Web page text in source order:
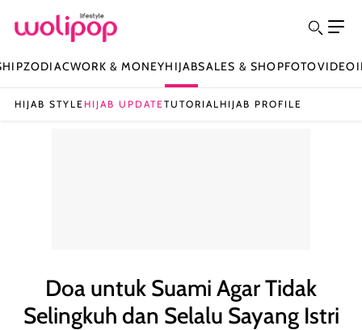
ZODIACWORK & MONEYHIJABSALES & SHOPFOTOVIDEO
HIJAB STYLE HIJAB UPDATETUTORIAL HIJAB PROFILE
Doa untuk Suami Agar Tidak
Selingkuh dan Selalu Sayang Istri